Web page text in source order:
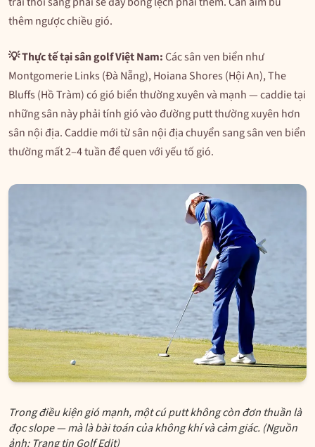
thêm ngược chiều gió.
💡 Thực tế tại sân golf Việt Nam:Các sân ven biển như
Montgomerie Links (Đà Nẵng), Hoiana Shores (Hội An), The
Bluffs (Hồ Tràm) có gió biển thường xuyên và mạnh — caddie tại
những sân này phải tính gió vào đường putt thường xuyên hơn
sân nội địa. Caddie mới từ sân nội địa chuyển sang sân ven biển
thường mất 2–4 tuần để quen với yếu tố gió.
Trong điều kiện gió mạnh, một cú putt không còn đơn thuần là
đọc slope — mà là bài toán của không khí và cảm giác. (Nguồn
ảnh: Trang tin Golf Edit)